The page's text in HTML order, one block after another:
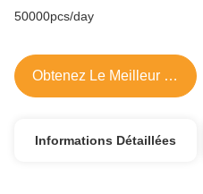
50000pcs/day
Obtenez Le Meilleur Prix
Informations Détaillées